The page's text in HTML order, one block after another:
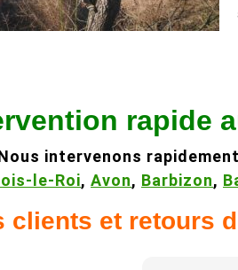
rapide
intervenons
le-Roi, Avon, Barbizon,
clients et retours